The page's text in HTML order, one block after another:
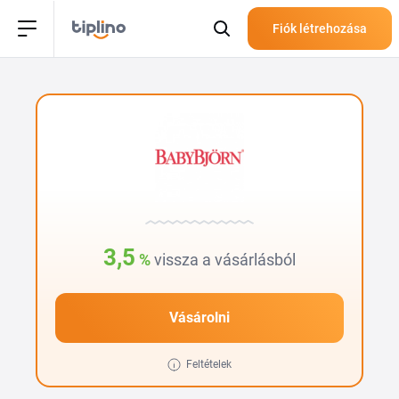
Fiók létrehozása
3,5 %vissza a vásárlásból
Vásárolni
Feltételek